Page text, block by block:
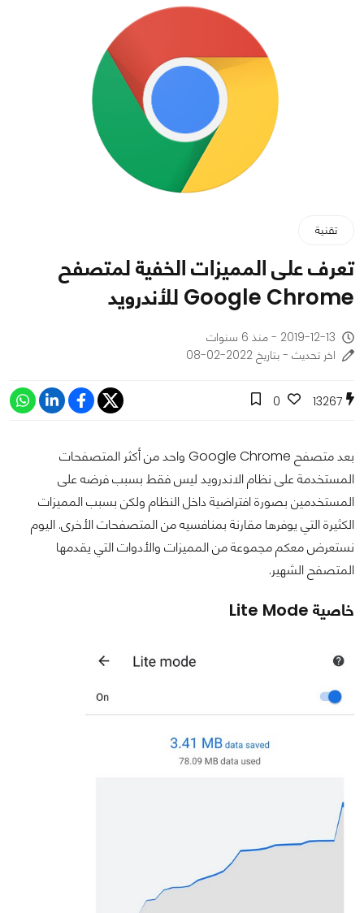
تقنية
تعرف على المميزات الخفية لمتصفح
Google Chrome للأندرويد
2019-12-13 - منذ 6 سنوات
اخر تحديث - بتاريخ 2022-02-08
13267
0
بعد متصفح Google Chrome واحد من أكثر المتصفحات
المستخدمة على نظام الاندرويد ليس فقط بسبب فرضه على
المستخدمين بصورة افتراضية داخل النظام ولكن بسبب المميزات
الكثيرة التي يوفرها مقارنة بمنافسيه من المتصفحات الأخرى. اليوم
نستعرض معكم مجموعة من المميزات والأدوات التي يقدمها
المتصفح الشهير.
خاصية Lite Mode